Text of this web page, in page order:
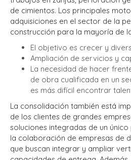
de cimientos. Los principales
adquisiciones en el sector de la
construcción para la mayoría de
El objetivo es crecer y
Ampliación de servicios y
La necesidad de hacer
de obra cualificada en un
es más difícil encontrar
La consolidación también está
de los clientes de grandes
soluciones integradas de un
la colaboración de empresas de
que buscan integrar y ampliar